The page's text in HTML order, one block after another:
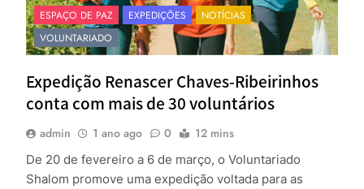
ESPAÇO DE PAZ EXPEDIÇÕES
NOTÍCIAS
VOLUNTARIADO
Expedição Renascer Chaves-Ribeirinhos
conta com mais de 30 voluntários
admin 1 ano ago 0 12 mins
De 20 de fevereiro a 6 de março, o Voluntariado
Shalom promove uma expedição voltada para as